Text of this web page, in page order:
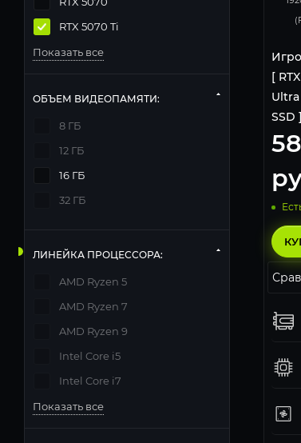
[
Ultra
SSD ]
RTX 5070 Ti
Показать все
ОБЪЕМ ВИДЕОПАМЯТИ:
8 ГБ
12 ГБ
16 ГБ
32 ГБ
ЛИНЕЙКА ПРОЦЕССОРА:
AMD Ryzen 5
AMD Ryzen 7
AMD Ryzen 9
Intel Core i5
Intel Core i7
Показать все